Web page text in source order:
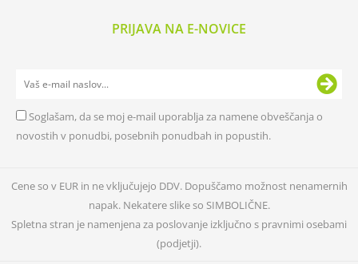
PRIJAVA NA E-NOVICE
Soglašam, da se moj e-mail uporablja za namene obveščanja o
novostih v ponudbi, posebnih ponudbah in popustih.
Cene so v EUR in ne vključujejo DDV. Dopuščamo možnost nenamernih
napak. Nekatere slike so SIMBOLIČNE.
Spletna stran je namenjena za poslovanje izključno s pravnimi osebami
(podjetji).